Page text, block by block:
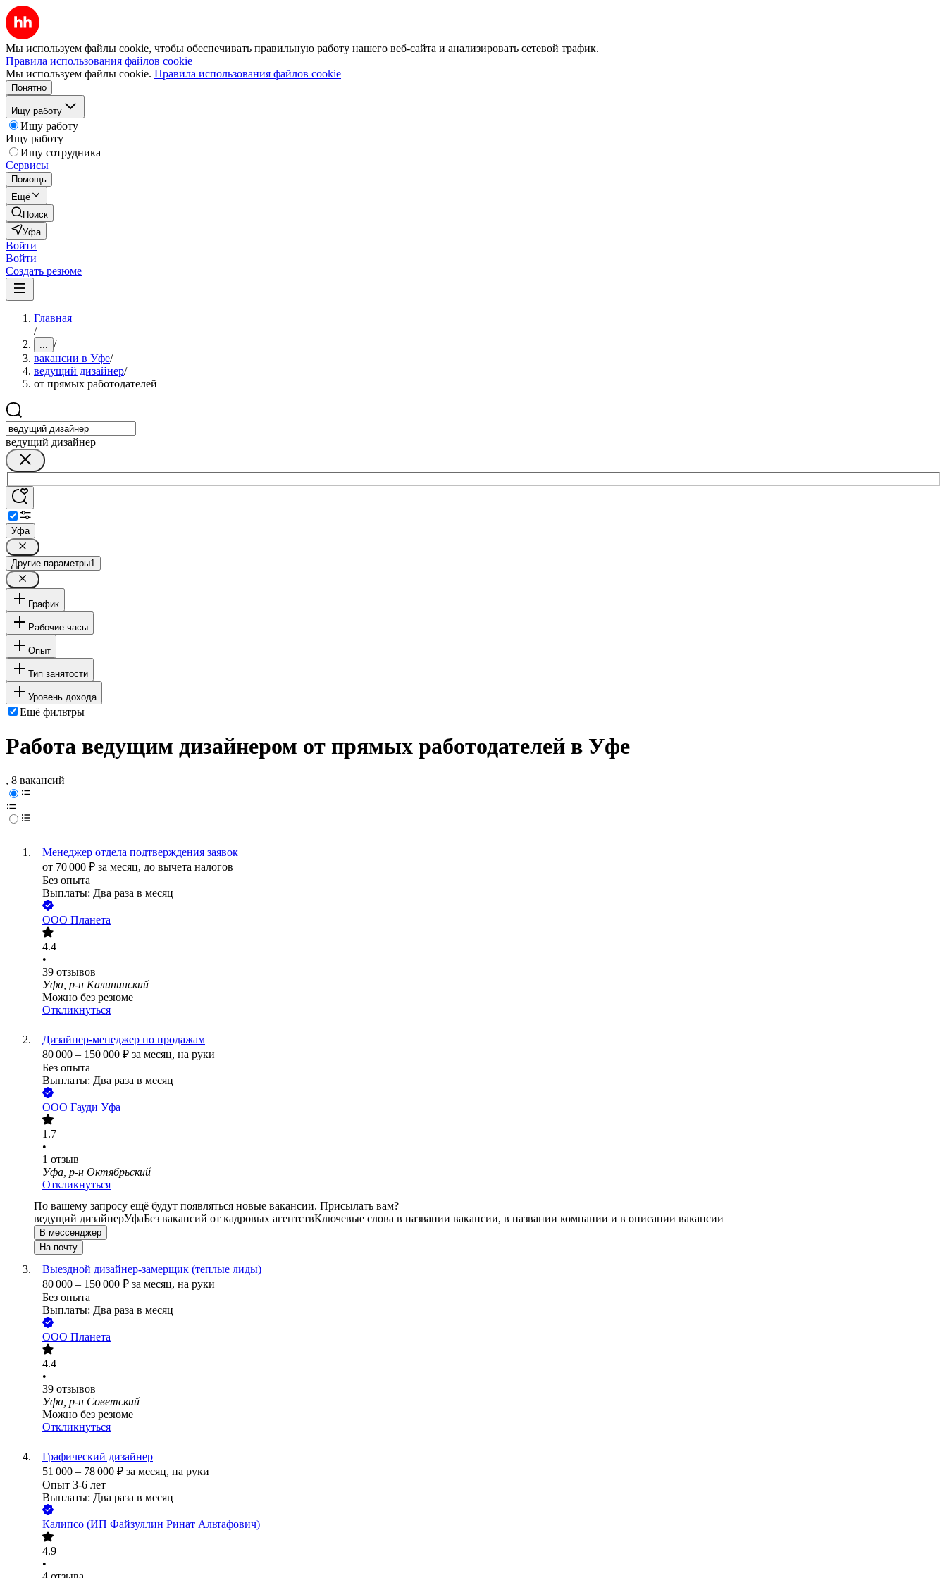
Мы используем файлы cookie, чтобы обеспечивать правильную работу нашего веб-сайта и анализировать сетевой трафик.
Правила использования файлов cookie
Мы используем файлы cookie. Правила использования файлов cookie
Понятно
Ищу работу
Ищу работу
Ищу работу
Ищу сотрудника
Сервисы
Помощь
Ещё
Поиск
Уфа
Войти
Войти
Создать резюме
Главная
/
... /
вакансии в Уфе/
ведущий дизайнер/
от прямых работодателей
ведущий дизайнер
Уфа
Другие параметры1
График
Рабочие часы
Опыт
Тип занятости
Уровень дохода
Ещё фильтры
Работа ведущим дизайнером от прямых работодателей в Уфе
, 8 вакансий
Менеджер отдела подтверждения заявок
от 70 000 ₽ за месяц, до вычета налогов
Без опыта
Выплаты: Два раза в месяц
ООО Планета
4.4
•
39 отзывов
Уфа, р-н Калининский
Можно без резюме
Откликнуться
Дизайнер-менеджер по продажам
80 000 – 150 000 ₽ за месяц, на руки
Без опыта
Выплаты: Два раза в месяц
ООО Гауди Уфа
1.7
•
1 отзыв
Уфа, р-н Октябрьский
Откликнуться
По вашему запросу ещё будут появляться новые вакансии. Присылать вам?
ведущий дизайнерУфаБез вакансий от кадровых агентствКлючевые слова в названии вакансии, в названии компании и в описании вакансии
В мессенджер
На почту
Выездной дизайнер-замерщик (теплые лиды)
80 000 – 150 000 ₽ за месяц, на руки
Без опыта
Выплаты: Два раза в месяц
ООО Планета
4.4
•
39 отзывов
Уфа, р-н Советский
Можно без резюме
Откликнуться
Графический дизайнер
51 000 – 78 000 ₽ за месяц, на руки
Опыт 3-6 лет
Выплаты: Два раза в месяц
Калипсо (ИП Файзуллин Ринат Альтафович)
4.9
•